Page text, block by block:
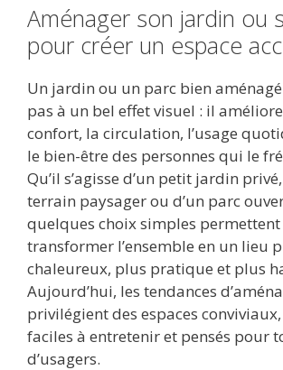
e
b
o
o
k
itt
er
ai d
di
t
m
bl
r
k
e
dI
n
Aménager son jardin ou
pour créer un espace
Un jardin ou un parc bien
pas à un bel effet visuel : il
confort, la circulation, l’usage
le bien-être des personnes qui le
Qu’il s’agisse d’un petit jardin
terrain paysager ou d’un parc
quelques choix simples permettent
transformer l’ensemble en un lieu
chaleureux, plus pratique et plus
Aujourd’hui, les tendances
privilégient des espaces
faciles à entretenir et pensés pour
d’usagers.